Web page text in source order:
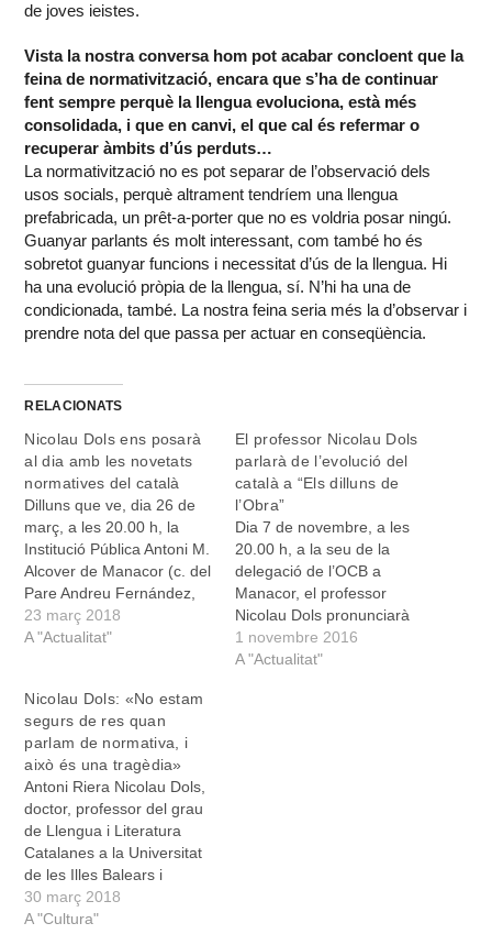
de joves ieistes.
Vista la nostra conversa hom pot acabar concloent que la
feina de normativització, encara que s’ha de continuar
fent sempre perquè la llengua evoluciona, està més
consolidada, i que en canvi, el que cal és refermar o
recuperar àmbits d’ús perduts…
La normativització no es pot separar de l’observació dels
usos socials, perquè altrament tendríem una llengua
prefabricada, un prêt-a-porter que no es voldria posar ningú.
Guanyar parlants és molt interessant, com també ho és
sobretot guanyar funcions i necessitat d’ús de la llengua. Hi
ha una evolució pròpia de la llengua, sí. N’hi ha una de
condicionada, també. La nostra feina seria més la d’observar i
prendre nota del que passa per actuar en conseqüència.
RELACIONATS
Nicolau Dols ens posarà
al dia amb les novetats
normatives del català
Dilluns que ve, dia 26 de
març, a les 20.00 h, la
Institució Pública Antoni M.
Alcover de Manacor (c. del
Pare Andreu Fernández,
12) acollirà la conferència
emmarcada dins els
llengua catalana”. L’oferirà
el doctor Nicolau Dols,
membre de la Secció
Filològica…
23 març 2018
A "Actualitat"
El professor Nicolau Dols
parlarà de l’evolució del
català a “Els dilluns de
l’Obra”
Dia 7 de novembre, a les
20.00 h, a la seu de la
delegació de l’OCB a
Manacor, el professor
Nicolau Dols pronunciarà
la conferència “Una
llengua viva: tendències
1 novembre 2016
A "Actualitat"
Nicolau Dols: «No estam
segurs de res quan
parlam de normativa, i
això és una tragèdia»
Antoni Riera Nicolau Dols,
doctor, professor del grau
de Llengua i Literatura
Catalanes a la Universitat
de les Illes Balears i
membre de la Secció
Filològica de l'Institut
30 març 2018
A "Cultura"